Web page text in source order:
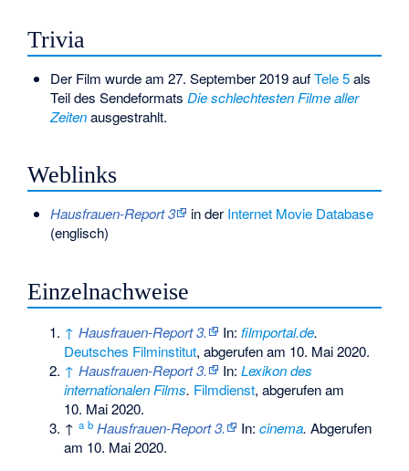
Trivia
Der Film wurde am 27. September 2019 aufTele 5als
Teil des Sendeformats Die schlechtesten Filme aller
Zeitenausgestrahlt.
Weblinks
Hausfrauen-Report 3 in der Internet Movie Database
(englisch)
Einzelnachweise
↑ Hausfrauen-Report 3. In:filmportal.de.
Deutsches Filminstitut, abgerufen am 10. Mai 2020.
↑ Hausfrauen-Report 3. In:Lexikon des
internationalen Films. Filmdienst, abgerufen am
10. Mai 2020.
↑a b Hausfrauen-Report 3. In:cinema. Abgerufen
am 10. Mai 2020.